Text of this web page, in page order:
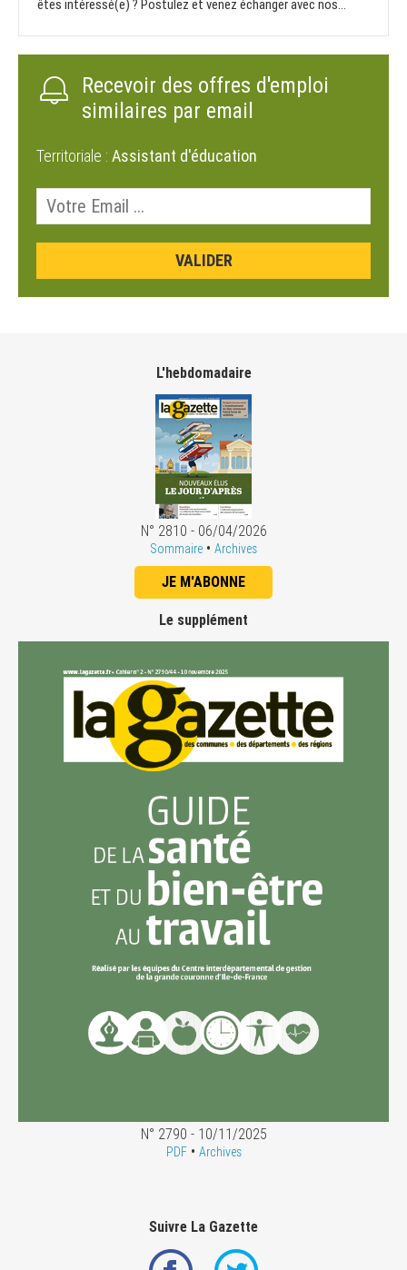
êtes intéressé(e) ? Postulez et venez échanger avec nos...
Recevoir des offres d'emploi
similaires par email
Territoriale : Assistant d'éducation
L'hebdomadaire
N° 2810 - 06/04/2026
Sommaire • Archives
JE M'ABONNE
Le supplément
N° 2790 - 10/11/2025
PDF• Archives
Suivre La Gazette